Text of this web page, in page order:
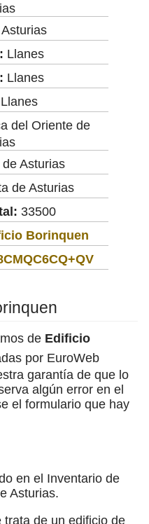
Asturias
Llanes
Llanes
Llanes
del Oriente de
Asturias
de Asturias
33500
Borinquen
de Edificio
por EuroWeb
garantía de que lo
algún error en el
el formulario que hay
en el Inventario de
Asturias.
trata de un edificio de